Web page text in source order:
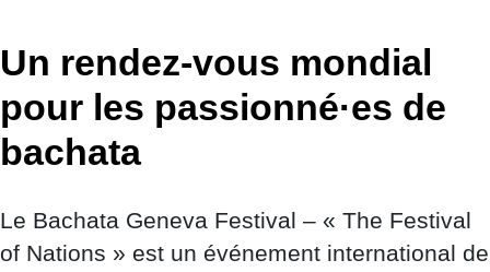
Un rendez-vous mondial
pour les passionné·es de
bachata
Le Bachata Geneva Festival – « The Festival
of Nations » est un événement international de